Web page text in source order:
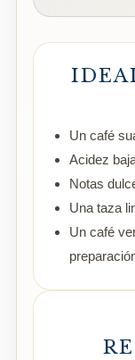
Un café
Acidez
Notas
Una taza
Un café